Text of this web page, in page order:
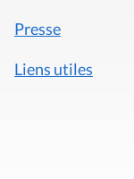
Presse
Liens utiles